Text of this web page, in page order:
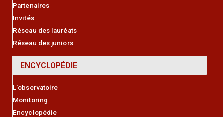
Partenaires
Invités
Réseau des lauréats
Réseau des juniors
ENCYCLOPÉDIE
L'observatoire
Monitoring
Encyclopédie